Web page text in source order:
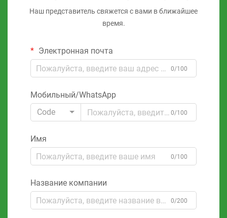
Наш представитель свяжется с вами в ближайшее
время.
Электронная почта
0/100
Мобильный/WhatsApp
Code
0/100
Имя
0/100
Название компании
0/200